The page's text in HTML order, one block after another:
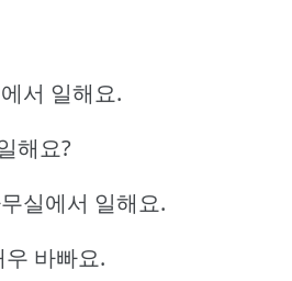
서 일해요.
해요?
실에서 일해요.
바빠요.